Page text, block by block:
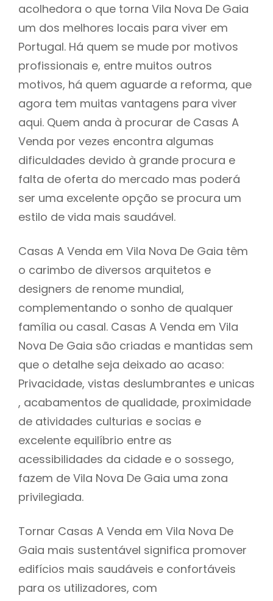
acolhedora o que torna Vila Nova De Gaia
um dos melhores locais para viver em
Portugal. Há quem se mude por motivos
profissionais e, entre muitos outros
motivos, há quem aguarde a reforma, que
agora tem muitas vantagens para viver
aqui. Quem anda à procurar de Casas A
Venda por vezes encontra algumas
dificuldades devido à grande procura e
falta de oferta do mercado mas poderá
ser uma excelente opção se procura um
estilo de vida mais saudável.
Casas A Venda em Vila Nova De Gaia têm
o carimbo de diversos arquitetos e
designers de renome mundial,
complementando o sonho de qualquer
família ou casal. Casas A Venda em Vila
Nova De Gaia são criadas e mantidas sem
que o detalhe seja deixado ao acaso:
Privacidade, vistas deslumbrantes e unicas
, acabamentos de qualidade, proximidade
de atividades culturias e socias e
excelente equilíbrio entre as
acessibilidades da cidade e o sossego,
fazem de Vila Nova De Gaia uma zona
privilegiada.
Tornar Casas A Venda em Vila Nova De
Gaia mais sustentável significa promover
edifícios mais saudáveis e confortáveis
para os utilizadores, com